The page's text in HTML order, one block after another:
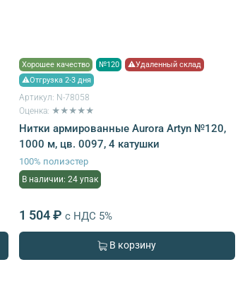
Хорошее качество №120
⚠Удаленный склад
⚠Отгрузка 2-3 дня
Артикул: N-78058
Оценка: ★★★★★
Нитки армированные Aurora Artyn №120,
1000 м, цв. 0097, 4 катушки
100% полиэстер
В наличии: 24 упак
1 504 ₽ с НДС 5%
В корзину